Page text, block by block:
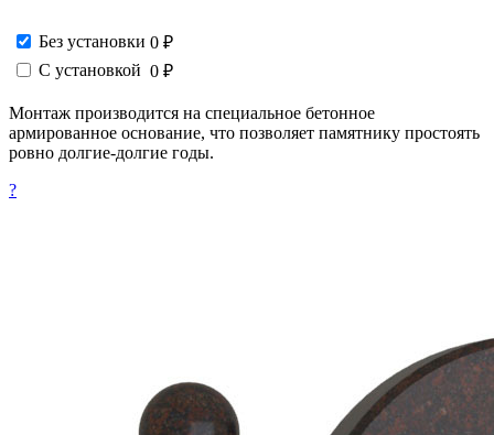
Без установки 0 ₽
С установкой 0 ₽
Монтаж производится на специальное бетонное
армированное основание, что позволяет памятнику простоять
ровно долгие-долгие годы.
?